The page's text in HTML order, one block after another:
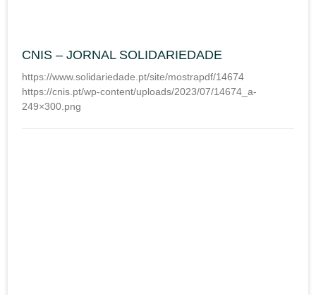
CNIS – JORNAL SOLIDARIEDADE
https://www.solidariedade.pt/site/mostrapdf/14674
https://cnis.pt/wp-content/uploads/2023/07/14674_a-
249×300.png